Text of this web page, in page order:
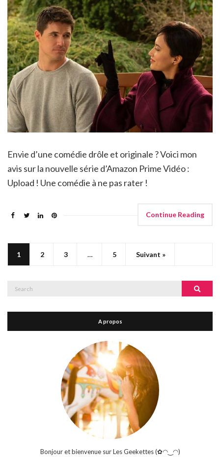
Envie d’une comédie drôle et originale ? Voici mon
avis sur la nouvelle série d’Amazon Prime Vidéo :
Upload ! Une comédie à ne pas rater !
Continue Reading
1 2 3 … 5 Suivant »
Search
A propos
Bonjour et bienvenue sur Les Geekettes (✿◠‿◠)